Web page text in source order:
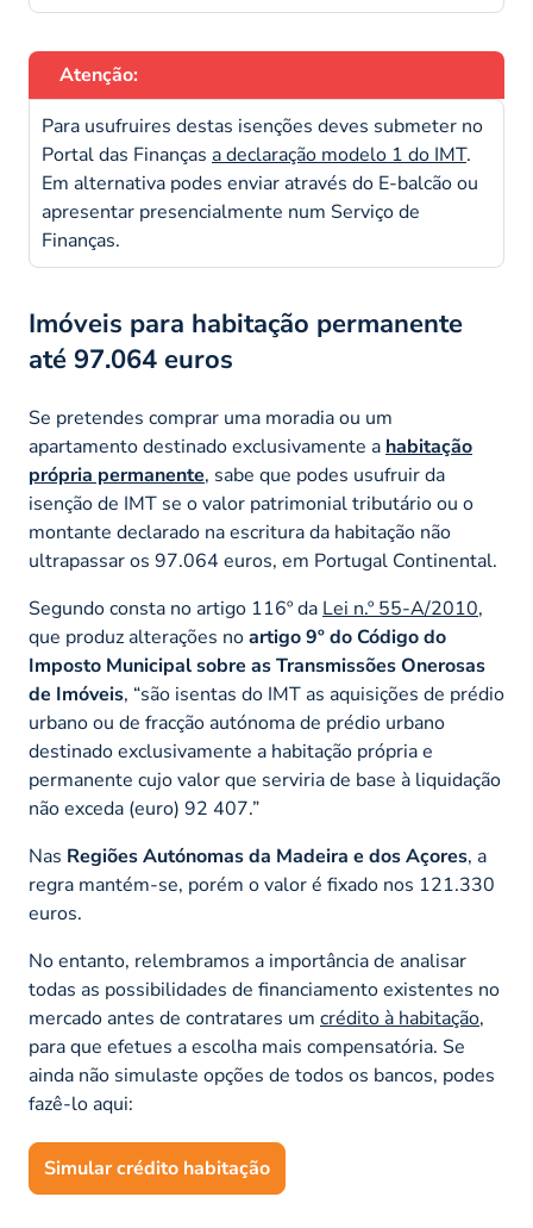
Atenção:
Para usufruires destas isenções deves submeter no
Portal das Finanças a declaração modelo 1 do IMT.
Em alternativa podes enviar através do E-balcão ou
apresentar presencialmente num Serviço de
Finanças.
Imóveis para habitação permanente
até 97.064 euros
Se pretendes comprar uma moradia ou um
apartamento destinado exclusivamente a habitação
própria permanente, sabe que podes usufruir da
isenção de IMT se o valor patrimonial tributário ou o
montante declarado na escritura da habitação não
ultrapassar os 97.064 euros, em Portugal Continental.
Segundo consta no artigo 116º da Lei n.º 55-A/2010,
que produz alterações noartigo 9º do Código do
Imposto Municipal sobre as Transmissões Onerosas
de Imóveis, “são isentas do IMT as aquisições de prédio
urbano ou de fracção autónoma de prédio urbano
destinado exclusivamente a habitação própria e
permanente cujo valor que serviria de base à liquidação
não exceda (euro) 92 407.”
Nas Regiões Autónomas da Madeira e dos Açores, a
regra mantém-se, porém o valor é fixado nos 121.330
euros.
No entanto, relembramos a importância de analisar
todas as possibilidades de financiamento existentes no
mercado antes de contratares um crédito à habitação,
para que efetues a escolha mais compensatória. Se
ainda não simulaste opções de todos os bancos, podes
fazê-lo aqui:
Simular crédito habitação